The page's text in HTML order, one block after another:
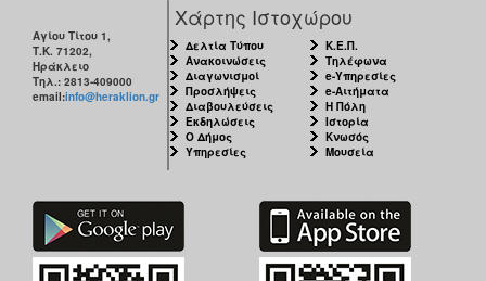
Γυναικών
Κέντρο
Κοινότητας
Ισότητα
των
Φύλων
Αγίου Τίτου 1,
Τ.Κ. 71202,
Ηράκλειο
Τηλ.: 2813-409000
email:info@heraklion.gr
Χάρτης Ιστοχώρου
Δελτία Τύπου
Ανακοινώσεις
Διαγωνισμοί
Προσλήψεις
Διαβουλεύσεις
Εκδηλώσεις
Ο Δήμος
Υπηρεσίες
Κ.Ε.Π.
Τηλέφωνα
e-Υπηρεσίες
e-Αιτήματα
Η Πόλη
Ιστορία
Κνωσός
Μουσεία